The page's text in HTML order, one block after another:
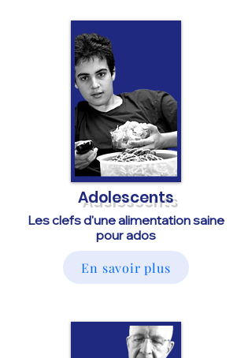
Adolescents
Les clefs d'une alimentation saine
pour ados
En savoir plus